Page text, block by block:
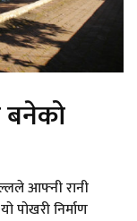
बनेको
आफ्नी रानी
पोखरी निर्माण